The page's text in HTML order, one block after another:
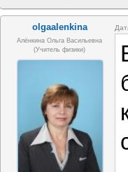
olgaalenkina
Алёнкина Ольга Васильевна
(учитель физики)